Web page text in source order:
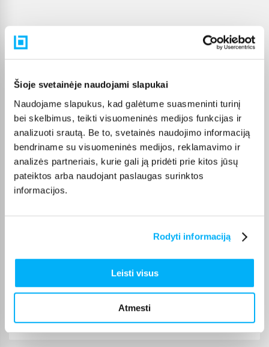
Šioje svetainėje naudojami slapukai
Naudojame slapukus, kad galėtume suasmeninti turinį
bei skelbimus, teikti visuomeninės medijos funkcijas ir
analizuoti srautą. Be to, svetainės naudojimo informaciją
bendriname su visuomeninės medijos, reklamavimo ir
analizės partneriais, kurie gali ją pridėti prie kitos jūsų
pateiktos arba naudojant paslaugas surinktos
informacijos.
Rodyti informaciją
Leisti visus
Atmesti
Pirkėjų atsiliepimai apie prekes
toomas n.
Ty­lu ir patogu. Greitas pristatymas.
Neringa N.
Patvirtintas pirkėjas
viskas ok
Simonas B.
Audrius K.
Patvirtintas pirkėjas
Kokybiška pelė už gerą kainą. Pirkimo procesas greitas ir
paprastas,greitas pris ...